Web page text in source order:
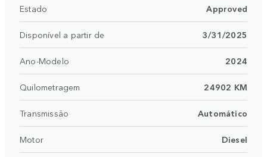
Estado Approved
Disponível a partir de 3/31/2025
Ano-Modelo 2024
Quilometragem 24902 KM
Transmissão Automático
Motor Diesel